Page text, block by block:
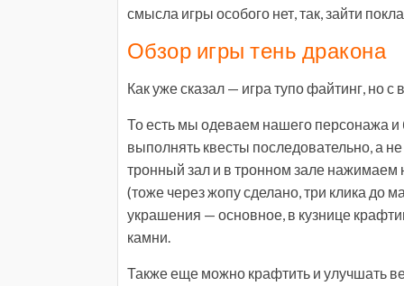
смысла игры особого нет, так, зайти
Обзор игры тень дракона
Как уже сказал — игра тупо файтинг, но
То есть мы одеваем нашего персонажа
выполнять квесты последовательно, а
тронный зал и в тронном зале нажимаем
(тоже через жопу сделано, три клика до
украшения — основное, в кузнице
камни.
Также еще можно крафтить и улучшать